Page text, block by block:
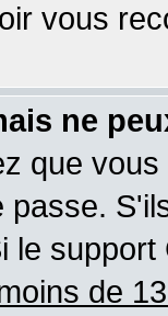
vous
ne
que
passe.
le
de